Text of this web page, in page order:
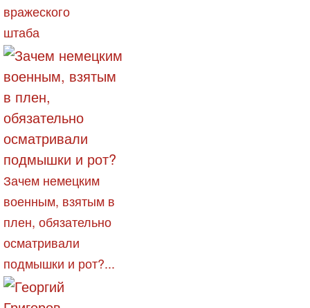
вражеского
штаба
Зачем немецким
военным, взятым в
плен, обязательно
осматривали
подмышки и рот?...